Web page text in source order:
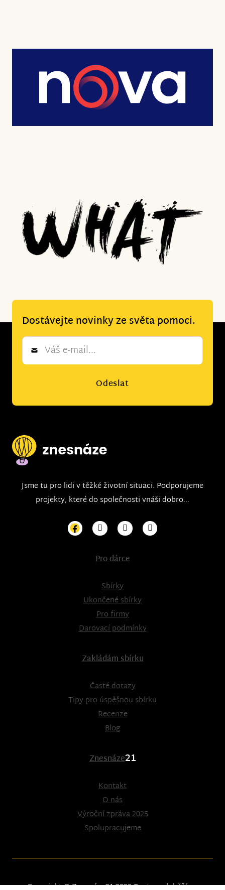
Dostávejte novinky ze světa pomoci.
Newsletter
Odeslat
Jsme tu pro lidi v těžké životní situaci. Podporujeme
projekty, které do společnosti vnáši dobro...
Pro dárce
Sbírky
Ukončené sbírky
Pro firmy
Darovací podmínky
Zakládám sbírku
Časté dotazy
Tipy pro úspěšnou sbírku
Recenze
Blog
Znesnáze21
Kontakt
O nás
Výroční zpráva 2025
Spolupracujeme
Copyright © Znesnáze21 2023Tento web běží na